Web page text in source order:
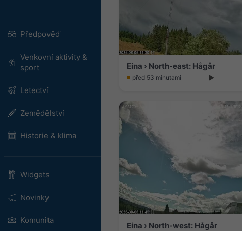
Předpověď
Venkovní aktivity &
sport
Letectví
Zemědělství
Historie & klima
Widgets
Novinky
Komunita
Eina › North-east: Hågår
před 53 minutami
Eina › North-west: Hågår